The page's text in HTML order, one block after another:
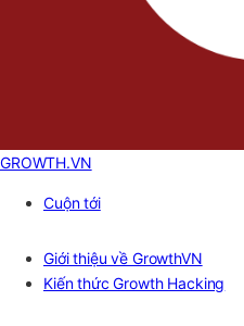
GROWTH.VN
Cuộn tới
Giới thiệu về GrowthVN
Kiến thức Growth Hacking